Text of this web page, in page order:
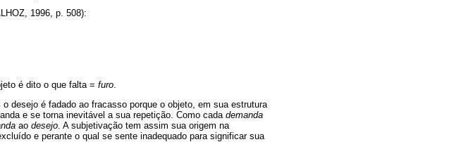
1996, p. 508):
é dito o que falta = furo
desejo é fadado ao fracasso porque o objeto, em sua estrutura
e se torna inevitável a sua repetição. Como cada demanda
ao desejo . A subjetivação tem assim sua origem na
e perante o qual se sente inadequado para significar sua